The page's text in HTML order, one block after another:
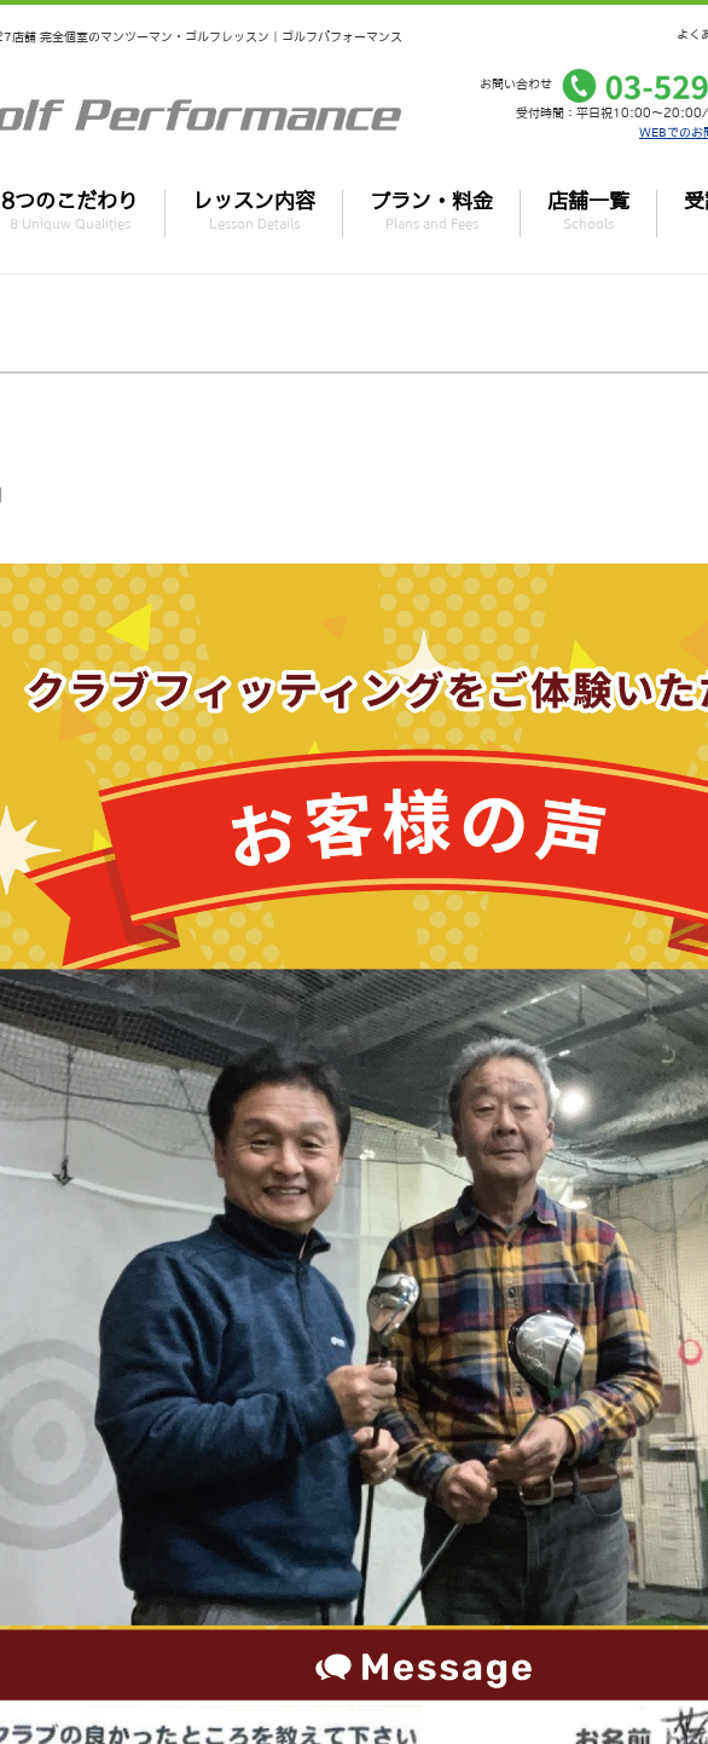
舗 完全個室のマンツーマン・ゴルフレッスン｜ゴルフパフォーマンス よく
お問い合わせ
受付時間：平日祝10:00～
WEBでのお
8つのこだわり
8 Uniquw Qualities
レッスン内容
Lesson Details
プラン・料金
Plans and Fees
店舗一覧
Schools